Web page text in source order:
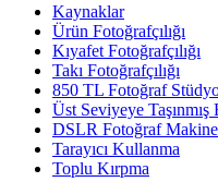
Kaynaklar
Ürün Fotoğrafçılığı
Kıyafet Fotoğrafçılığı
Takı Fotoğrafçılığı
850 TL Fotoğraf
Üst Seviyeye
DSLR Fotoğraf
Tarayıcı Kullanma
Toplu Kırpma